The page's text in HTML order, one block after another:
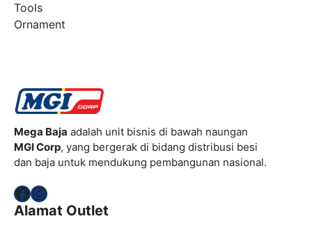
Tools
Ornament
Mega Baja adalah unit bisnis di bawah naungan
MGI Corp, yang bergerak di bidang distribusi besi
dan baja untuk mendukung pembangunan nasional.
Facebook
Instagram
Alamat Outlet